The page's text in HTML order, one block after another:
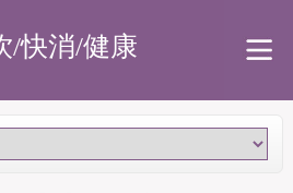
/快消/健康